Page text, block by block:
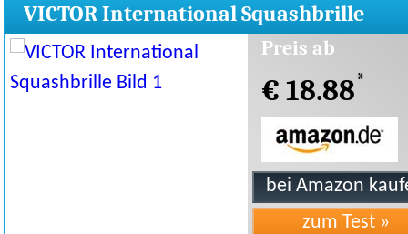
VICTOR International Squashbrille
Preis ab
€ 18.88*